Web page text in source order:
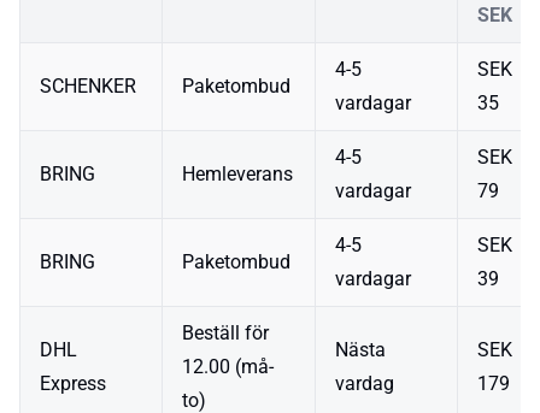
SEK
SCHENKER Paketombud
4-5
vardagar
SEK
35
BRING Hemleverans
4-5
vardagar
SEK
79
BRING Paketombud
4-5
vardagar
SEK
39
DHL
Express
Beställ för
12.00 (må-
to)
Nästa
vardag
SEK
179